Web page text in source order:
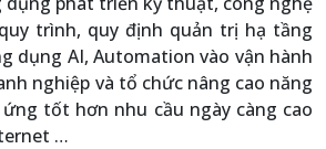
trình, quy định quản trị hạ tầng
dụng AI, Automation vào vận hành
nghiệp và tổ chức nâng cao năng
tốt hơn nhu cầu ngày càng cao
…